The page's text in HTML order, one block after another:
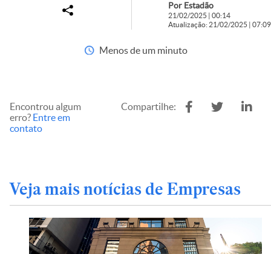
Por Estadão
21/02/2025 | 00:14
Atualização: 21/02/2025 | 07:09
Menos de um minuto
Encontrou algum
erro? Entre em
contato
Compartilhe:
Veja mais notícias de Empresas